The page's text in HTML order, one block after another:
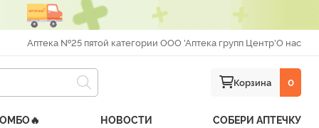
Аптека №25 пятой категории ООО 'Аптека групп Центр'О нас
Корзина 0
НОВОСТИ СОБЕРИ АПТЕЧКУ